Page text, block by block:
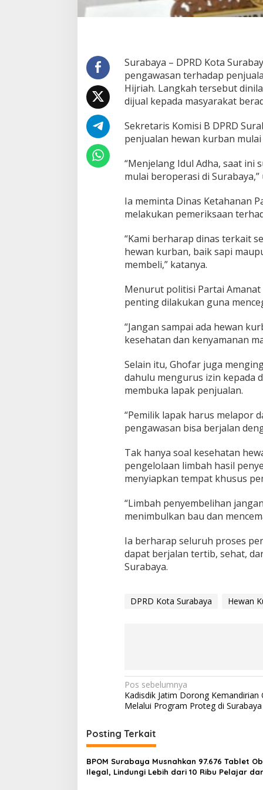
a
w
a
s
a
H
e
w
n
K
b
a
J
e
a
g
I
u
l
A
h
a
2
0
6
Surabaya – DPRD Kota
pengawasan terhadap
Hijriah. Langkah tersebut
dijual kepada masyarakat
Sekretaris Komisi B DPRD
penjualan hewan kurban
“Menjelang Idul Adha, saat ini
mulai beroperasi di
Ia meminta Dinas Ketahanan
melakukan pemeriksaan
“Kami berharap dinas terkait
hewan kurban, baik sapi
membeli,” katanya.
Menurut politisi Partai
penting dilakukan guna
“Jangan sampai ada hewan
kesehatan dan kenyamanan
Selain itu, Ghofar juga
dahulu mengurus izin kepada
membuka lapak penjualan.
“Pemilik lapak harus melapor
pengawasan bisa berjalan
Tak hanya soal kesehatan
pengelolaan limbah hasil
menyiapkan tempat khusus
“Limbah penyembelihan
menimbulkan bau dan
Ia berharap seluruh proses
dapat berjalan tertib, sehat,
Surabaya.
DPRD Kota Surabaya Hewan
N
a
i
g
a
Pos sebelumnya
Kadisdik Jatim Dorong Kemandirian
Melalui Program Proteg di Surabaya
Posting Terkait
BPOM Surabaya Musnahkan 97.676 Tablet
Ilegal, Lindungi Lebih dari 10 Ribu Pelajar